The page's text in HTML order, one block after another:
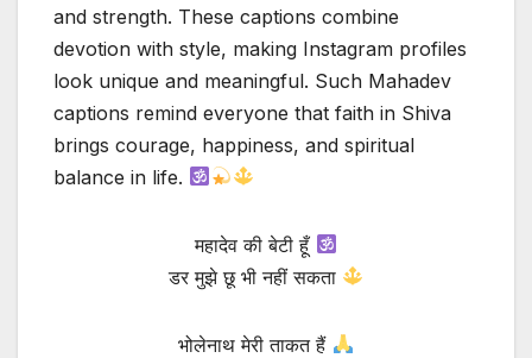
and strength. These captions combine
devotion with style, making Instagram profiles
look unique and meaningful. Such Mahadev
captions remind everyone that faith in Shiva
brings courage, happiness, and spiritual
balance in life.
महादेव की बेटी हूँ
डर मुझे छू भी नहीं सकता
भोलेनाथ मेरी ताकत हैं